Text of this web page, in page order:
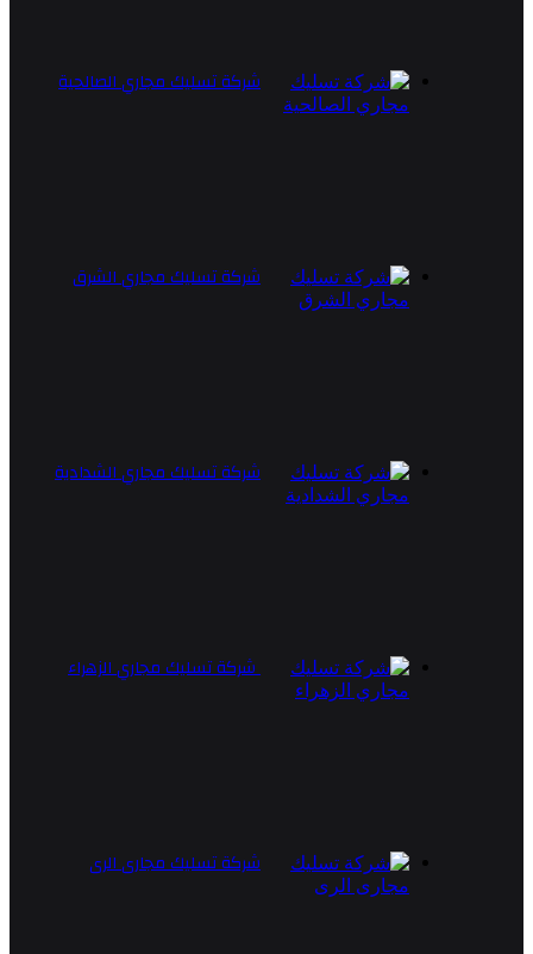
شركة تسليك مجاري الصالحية
شركة تسليك مجاري الشرق
شركة تسليك مجاري الشدادية
شركة تسليك مجاري الزهراء
شركة تسليك مجارى الرى